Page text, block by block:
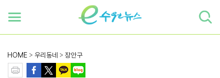
HOME > 우리동네 > 장안구